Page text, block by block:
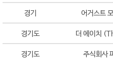
경기 어거스트
경기도 더 에이치
경기도 주식회사